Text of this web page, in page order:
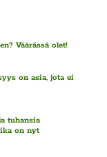
Väärässä olet!
on asia, jota ei
tuhansia
on nyt